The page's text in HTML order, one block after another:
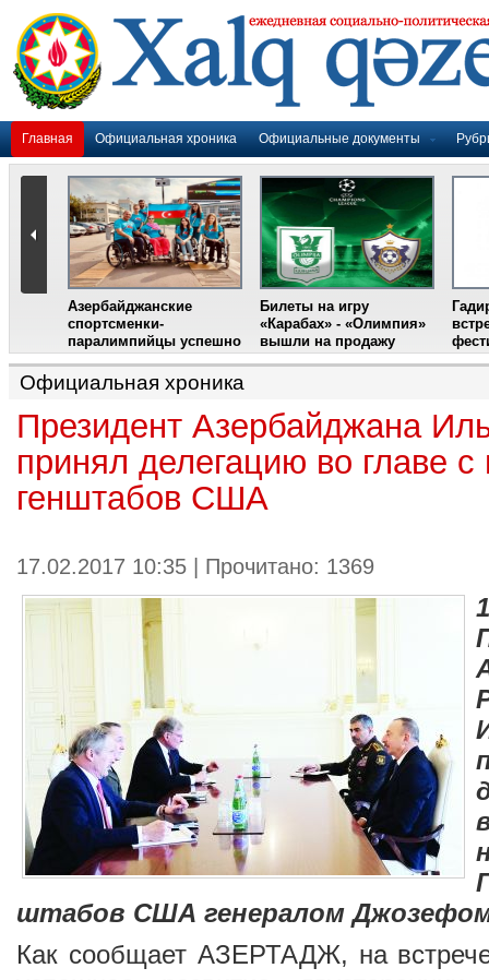
Главная Официальная хроника Официальные документы
Азербайджанские
спортсменки-
паралимпийцы успешно
выступили на III
Международном
фестивале парашютного
Билеты на игру
«Карабах» - «Олимпия»
вышли на продажу
Официальная хроника
Президент Азербайджана
принял делегацию во главе с
генштабов США
17.02.2017 10:35 | Прочитано: 1369
штабов США генералом
Как сообщает АЗЕРТАДЖ, на